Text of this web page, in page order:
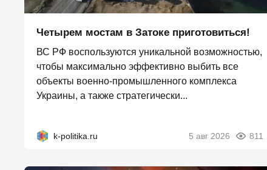
Четырем мостам в Затоке приготовиться!
ВС РФ воспользуются уникальной возможностью,
чтобы максимально эффективно выбить все
объекты военно-промышленного комплекса
Украины, а также стратегически...
k-politika.ru 5 авг 2026 811